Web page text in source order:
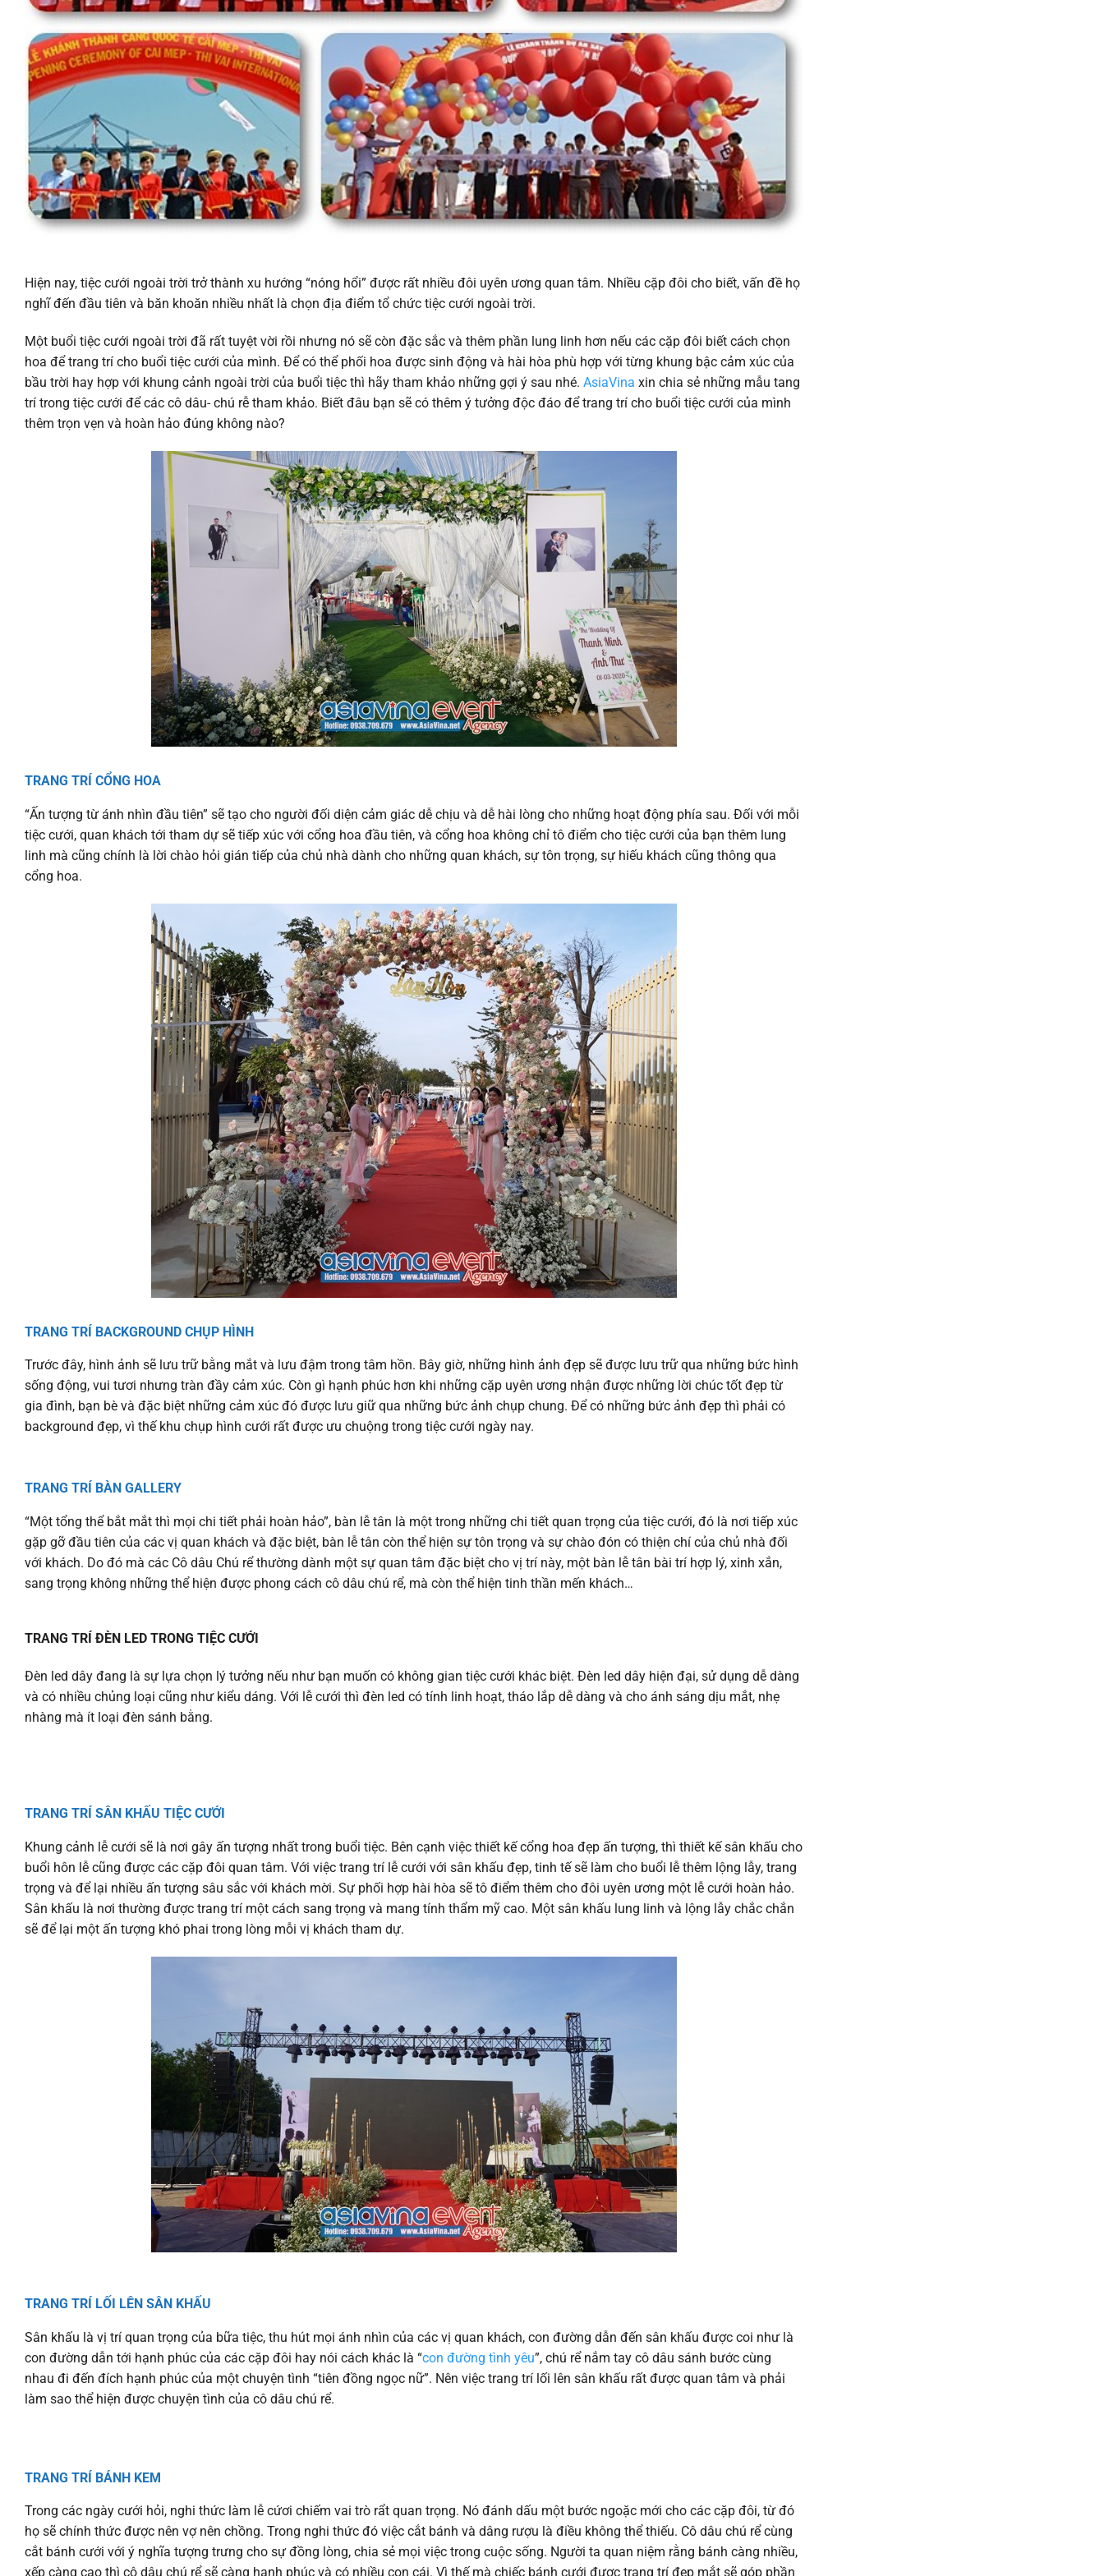
Hiện nay, tiệc cưới ngoài trời trở thành xu hướng “nóng hổi” được rất nhiều đôi uyên ương quan tâm. Nhiều cặp đôi cho biết, vấn đề họ
nghĩ đến đầu tiên và băn khoăn nhiều nhất là chọn địa điểm tổ chức tiệc cưới ngoài trời.
Một buổi tiệc cưới ngoài trời đã rất tuyệt vời rồi nhưng nó sẽ còn đặc sắc và thêm phần lung linh hơn nếu các cặp đôi biết cách chọn
hoa để trang trí cho buổi tiệc cưới của mình. Để có thể phối hoa được sinh động và hài hòa phù hợp với từng khung bậc cảm xúc của
bầu trời hay hợp với khung cảnh ngoài trời của buổi tiệc thì hãy tham khảo những gợi ý sau nhé. AsiaVina xin chia sẻ những mẫu tang
trí trong tiệc cưới để các cô dâu- chú rễ tham khảo. Biết đâu bạn sẽ có thêm ý tưởng độc đáo để trang trí cho buổi tiệc cưới của mình
thêm trọn vẹn và hoàn hảo đúng không nào?
TRANG TRÍ CỔNG HOA
“Ấn tượng từ ánh nhìn đầu tiên” sẽ tạo cho người đối diện cảm giác dễ chịu và dễ hài lòng cho những hoạt động phía sau. Đối với mỗi
tiệc cưới, quan khách tới tham dự sẽ tiếp xúc với cổng hoa đầu tiên, và cổng hoa không chỉ tô điểm cho tiệc cưới của bạn thêm lung
linh mà cũng chính là lời chào hỏi gián tiếp của chủ nhà dành cho những quan khách, sự tôn trọng, sự hiếu khách cũng thông qua
cổng hoa.
TRANG TRÍ BACKGROUND CHỤP HÌNH
Trước đây, hình ảnh sẽ lưu trữ bằng mắt và lưu đậm trong tâm hồn. Bây giờ, những hình ảnh đẹp sẽ được lưu trữ qua những bức hình
sống động, vui tươi nhưng tràn đầy cảm xúc. Còn gì hạnh phúc hơn khi những cặp uyên ương nhận được những lời chúc tốt đẹp từ
gia đình, bạn bè và đặc biệt những cảm xúc đó được lưu giữ qua những bức ảnh chụp chung. Để có những bức ảnh đẹp thì phải có
background đẹp, vì thế khu chụp hình cưới rất được ưu chuộng trong tiệc cưới ngày nay.
TRANG TRÍ BÀN GALLERY
“Một tổng thể bắt mắt thì mọi chi tiết phải hoàn hảo”, bàn lễ tân là một trong những chi tiết quan trọng của tiệc cưới, đó là nơi tiếp xúc
gặp gỡ đầu tiên của các vị quan khách và đặc biệt, bàn lễ tân còn thể hiện sự tôn trọng và sự chào đón có thiện chí của chủ nhà đối
với khách. Do đó mà các Cô dâu Chú rể thường dành một sự quan tâm đặc biệt cho vị trí này, một bàn lễ tân bài trí hợp lý, xinh xắn,
sang trọng không những thể hiện được phong cách cô dâu chú rể, mà còn thể hiện tinh thần mến khách…
TRANG TRÍ ĐÈN LED TRONG TIỆC CƯỚI
Đèn led dây đang là sự lựa chọn lý tưởng nếu như bạn muốn có không gian tiệc cưới khác biệt. Đèn led dây hiện đại, sử dụng dễ dàng
và có nhiều chủng loại cũng như kiểu dáng. Với lễ cưới thì đèn led có tính linh hoạt, tháo lắp dễ dàng và cho ánh sáng dịu mắt, nhẹ
nhàng mà ít loại đèn sánh bằng.
TRANG TRÍ SÂN KHẤU TIỆC CƯỚI
Khung cảnh lễ cưới sẽ là nơi gây ấn tượng nhất trong buổi tiệc. Bên cạnh việc thiết kế cổng hoa đẹp ấn tượng, thì thiết kế sân khấu cho
buổi hôn lễ cũng được các cặp đôi quan tâm. Với việc trang trí lễ cưới với sân khấu đẹp, tinh tế sẽ làm cho buổi lễ thêm lộng lẫy, trang
trọng và để lại nhiều ấn tượng sâu sắc với khách mời. Sự phối hợp hài hòa sẽ tô điểm thêm cho đôi uyên ương một lễ cưới hoàn hảo.
Sân khấu là nơi thường được trang trí một cách sang trọng và mang tính thẩm mỹ cao. Một sân khấu lung linh và lộng lẫy chắc chắn
sẽ để lại một ấn tượng khó phai trong lòng mỗi vị khách tham dự.
TRANG TRÍ LỐI LÊN SÂN KHẤU
Sân khấu là vị trí quan trọng của bữa tiệc, thu hút mọi ánh nhìn của các vị quan khách, con đường dẫn đến sân khấu được coi như là
con đường dẫn tới hạnh phúc của các cặp đôi hay nói cách khác là “con đường tình yêu”, chú rể nắm tay cô dâu sánh bước cùng
nhau đi đến đích hạnh phúc của một chuyện tình “tiên đồng ngọc nữ”. Nên việc trang trí lối lên sân khấu rất được quan tâm và phải
làm sao thể hiện được chuyện tình của cô dâu chú rể.
TRANG TRÍ BÁNH KEM
Trong các ngày cưới hỏi, nghi thức làm lễ cứơi chiếm vai trò rẩt quan trọng. Nó đánh dấu một bước ngoặc mới cho các cặp đôi, từ đó
họ sẽ chính thức được nên vợ nên chồng. Trong nghi thức đó việc cắt bánh và dâng rượu là điều không thể thiếu. Cô dâu chú rể cùng
cắt bánh cưới với ý nghĩa tượng trưng cho sự đồng lòng, chia sẻ mọi việc trong cuộc sống. Người ta quan niệm rằng bánh càng nhiều,
xếp càng cao thì cô dâu chú rể sẽ càng hạnh phúc và có nhiều con cái. Vì thế mà chiếc bánh cưới được trang trí đẹp mắt sẽ góp phần